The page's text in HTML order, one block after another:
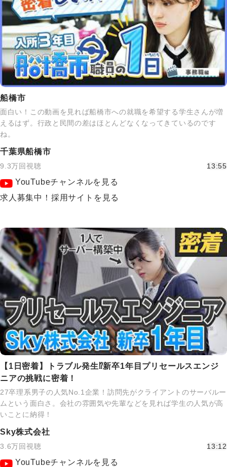
船橋市
面白い！この動画を見れば船橋市への就職を希望する学生さんが増
えるはず。行政と民間の差はほとんどなくなってきているのです
ね。
千葉県船橋市
9.3万回視聴 13:55
YouTubeチャンネルを見る
求人募集中！採用サイトを見る
【1日密着】トラブル発生⁉新卒1年目プリセールスエンジ
ニアの挑戦に密着！
27卒理系男子の人気No.1企業！訪問先がクライアントのサーバルー
ムという面白さ。会社の雰囲気や先輩などを見れば学生の人気が高
いことに納得！
Sky株式会社
3.6万回視聴 13:12
YouTubeチャンネルを見る